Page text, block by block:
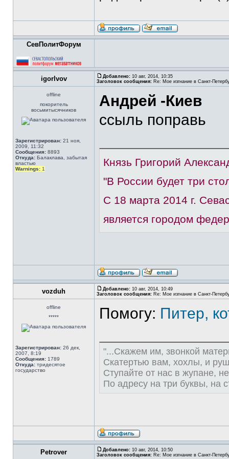
СевПолитФорум
igorlvov Добавлено: 10 авг, 2014, 10:35
Заголовок сообщения: Re: Мое изгнание в Санкт-
offline
покоритель
восьмитысячников
Зарегистрирован: 21 ноя,
2009, 11:32
Сообщения: 8893
Откуда: Балаклава, забытая
властью
Warnings: 1
Андрей -Киев
ссыль поправь
Князь Григорий
"В России будет три
С 18 марта 2014 г.
является городом
vozduh Добавлено: 10 авг, 2014, 10:49
Заголовок сообщения: Re: Мое изгнание в Санкт-
offline
*****
Зарегистрирован: 26 дек,
2007, 8:19
Сообщения: 1789
Откуда: тридесятое
государство
Помогу: Питер,
"...Скажем им, звонкой
Скатертью вам, хохлы, и
Ступайте от нас в жупане,
По адресу на три буквы, на
Petrover Добавлено: 10 авг, 2014, 10:50
Заголовок сообщения: Re: Мое изгнание в Санкт-